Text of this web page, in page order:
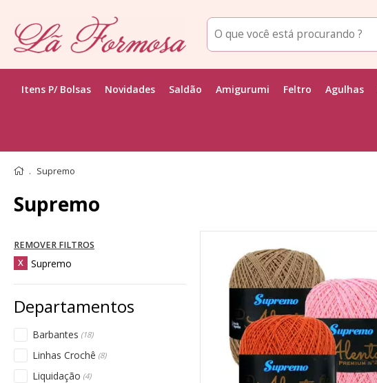
Itens P/ Bolsas Novidades Saldão Amigurumi Feltro Agulhas
Supremo
Supremo
REMOVER FILTROS
Supremo
X
Barbantes (18)
Linhas Crochê (8)
Liquidação (4)